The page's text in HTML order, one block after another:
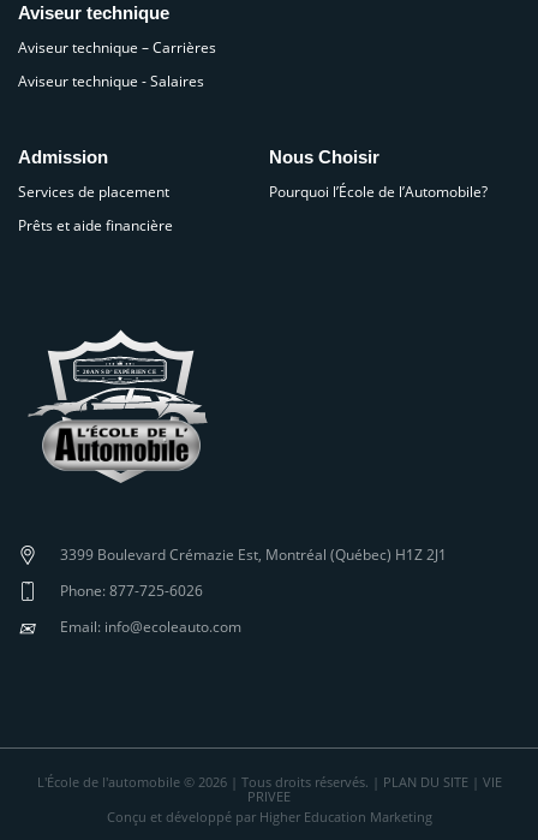
3399 Boulevard Crémazie Est, Montréal (Québec) H1Z 2J1
Phone: 877-725-6026
✉ Email: info@ecoleauto.com
Aviseur technique
Aviseur technique – Carrières
Aviseur technique - Salaires
Admission
Services de placement
Prêts et aide financière
Nous Choisir
Pourquoi l’École de l’Automobile?
L'École de l'automobile © 2026 | Tous droits réservés. | PLAN DU SITE| VIE
PRIVEE
Conçu et développé par Higher Education Marketing